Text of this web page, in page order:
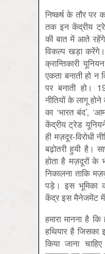
निष्कर्ष के तौर
तक इन केंद्रीय
की बात में आते
विकल्प खड़ा
क्रान्तिकारी
एकता बनाती हो
पर बनाती हो।
नीतियों के लागू
का ‘भारत बंद’,
केंद्रीय ट्रेड
ही मज़दूर-विरोधी
बढ़ोतरी हुयी है।
होता है मज़दूरों के
निकालना ताकि
पड़े। इस भूमिका
केंद्र इस मैनेजमेंट में
हमारा मानना है
हथियार है
किया जाना